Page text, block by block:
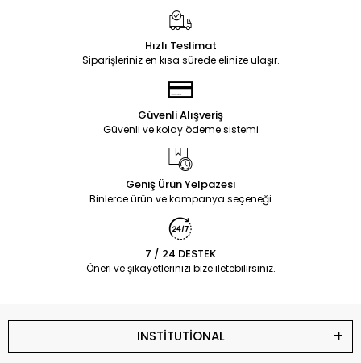
Hızlı Teslimat
Siparişleriniz en kısa sürede elinize ulaşır.
Güvenli Alışveriş
Güvenli ve kolay ödeme sistemi
Geniş Ürün Yelpazesi
Binlerce ürün ve kampanya seçeneği
7 / 24 DESTEK
Öneri ve şikayetlerinizi bize iletebilirsiniz.
INSTİTUTİONAL